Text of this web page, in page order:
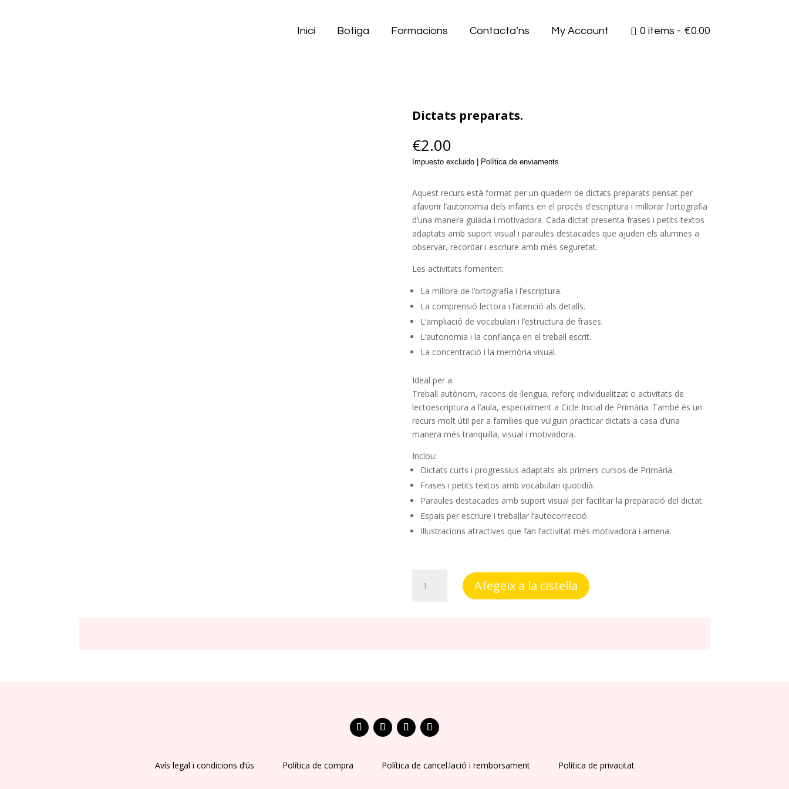
Inici Botiga Formacions Contacta’ns My Account 0 items €0.00
Dictats preparats.
€2.00
Impuesto excluido | Política de enviaments
Aquest recurs està format per un quadern de dictats preparats pensat per
afavorir l’autonomia dels infants en el procés d’escriptura i millorar l’ortografia
d’una manera guiada i motivadora. Cada dictat presenta frases i petits textos
adaptats amb suport visual i paraules destacades que ajuden els alumnes a
observar, recordar i escriure amb més seguretat.
Les activitats fomenten:
La millora de l’ortografia i l’escriptura.
La comprensió lectora i l’atenció als detalls.
L’ampliació de vocabulari i l’estructura de frases.
L’autonomia i la confiança en el treball escrit.
La concentració i la memòria visual.
Ideal per a:
Treball autònom, racons de llengua, reforç individualitzat o activitats de
lectoescriptura a l’aula, especialment a Cicle Inicial de Primària. També és un
recurs molt útil per a famílies que vulguin practicar dictats a casa d’una
manera més tranquil·la, visual i motivadora.
Inclou:
Dictats curts i progressius adaptats als primers cursos de Primària.
Frases i petits textos amb vocabulari quotidià.
Paraules destacades amb suport visual per facilitar la preparació del dictat.
Espais per escriure i treballar l’autocorrecció.
Il·lustracions atractives que fan l’activitat més motivadora i amena.
Afegeix a la cistella
Avís legal i condicions d’ús Política de compra Política de cancel.lació i remborsament Política de privacitat